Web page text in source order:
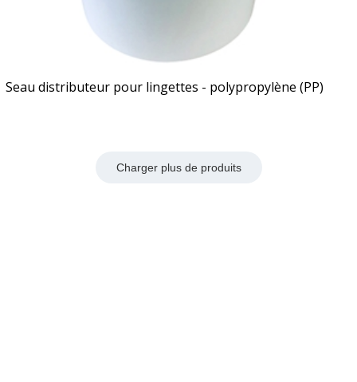
Seau distributeur pour lingettes - polypropylène (PP)
Charger plus de produits